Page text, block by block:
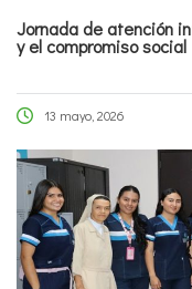
Jornada de atención
y el compromiso social
13 mayo, 2026